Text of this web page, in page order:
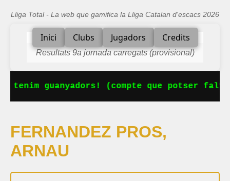
Lliga Total - La web que gamifica la Lliga Catalan d'escacs 2026
Inici Clubs Jugadors Credits
Resultats 9a jornada carregats (provisional)
tenim guanyadors! (compte que potser falta
FERNANDEZ PROS,
ARNAU